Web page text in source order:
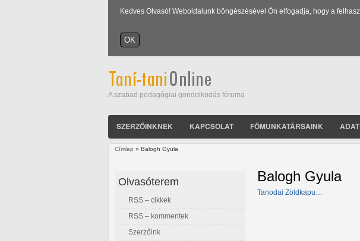
Kedves Olvasó! Weboldalunk böngészésével Ön elfogadja, hogy a
A szabad pedagógiai gondolkodás fóruma
SZERZŐINKNEK KAPCSOLAT FŐMUNKATÁRSAINK
Címlap » Balogh Gyula
Balogh Gyula
Tanodai Zöldkapu…
Olvasóterem
RSS – cikkek
RSS – kommentek
Szerzőink